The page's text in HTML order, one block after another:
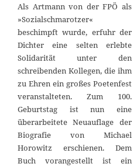
Als Artmann von der FPÖ als
»Sozialschmarotzer«
beschimpft wurde, erfuhr der
Dichter eine selten erlebte
Solidarität unter den
schreibenden Kollegen, die ihm
zu Ehren ein großes Poetenfest
veranstalteten. Zum 100.
Geburtstag ist nun eine
überarbeitete Neuauflage der
Biografie von Michael
Horowitz erschienen. Dem
Buch vorangestellt ist ein